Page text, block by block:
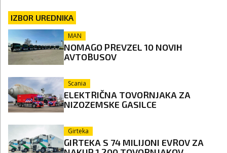
IZBOR UREDNIKA
MAN
NOMAGO PREVZEL 10 NOVIH
AVTOBUSOV
Scania
ELEKTRIČNA TOVORNJAKA ZA
NIZOZEMSKE GASILCE
Girteka
GIRTEKA S 74 MILIJONI EVROV ZA